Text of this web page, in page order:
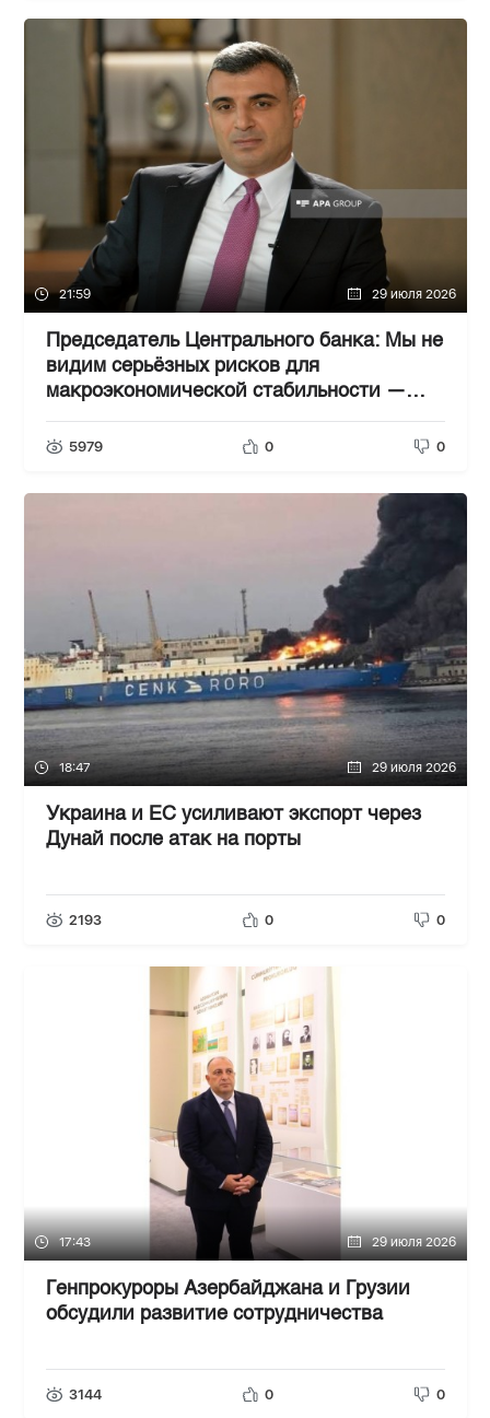
21:59 29 июля 2026
Председатель Центрального банка: Мы не
видим серьёзных рисков для
макроэкономической стабильности —
ИНТЕРВЬЮ
5979 0 0
18:47 29 июля 2026
Украина и ЕС усиливают экспорт через
Дунай после атак на порты
2193 0 0
17:43 29 июля 2026
Генпрокуроры Азербайджана и Грузии
обсудили развитие сотрудничества
3144 0 0